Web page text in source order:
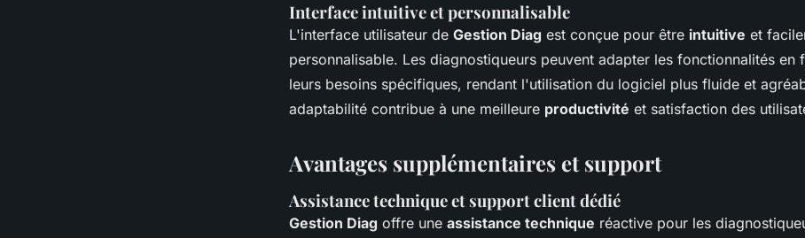
Interface intuitive et personnalisable
L'interface utilisateur de Gestion Diag est conçue pour être intuitive et
personnalisable. Les diagnostiqueurs peuvent adapter les fonctionnalités en
leurs besoins spécifiques, rendant l'utilisation du logiciel plus fluide et
adaptabilité contribue à une meilleure productivité et satisfaction des
Avantages supplémentaires et support
Assistance technique et support client dédié
Gestion Diag offre une assistance technique réactive pour les